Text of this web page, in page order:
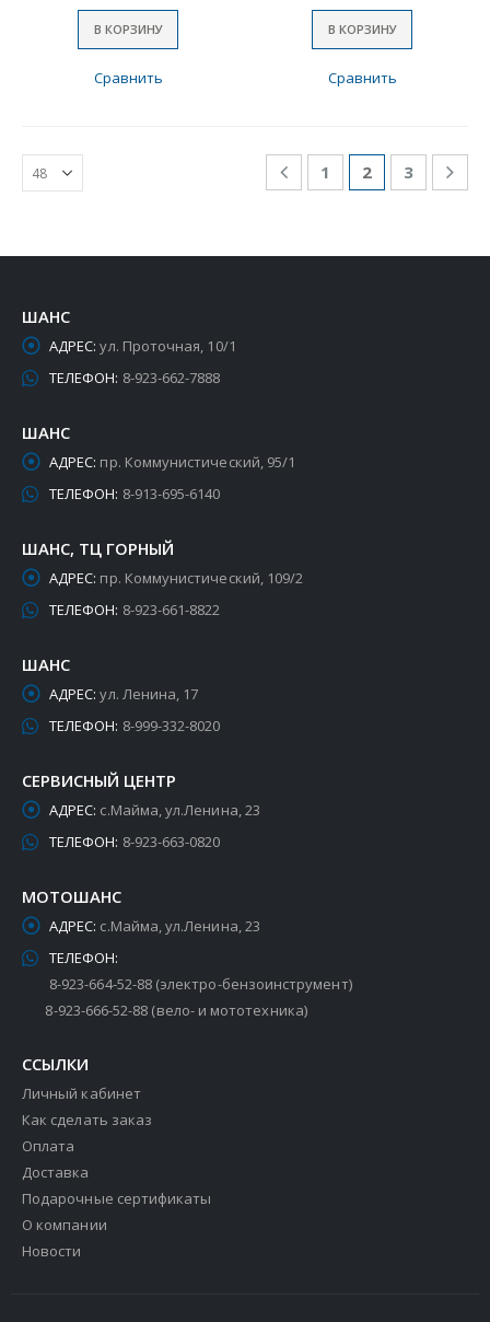
В КОРЗИНУ
Сравнить
В КОРЗИНУ
Сравнить
1 2 3
ШАНС
АДРЕС: ул. Проточная, 10/1
ТЕЛЕФОН: 8-923-662-7888
ШАНС
АДРЕС: пр. Коммунистический, 95/1
ТЕЛЕФОН: 8-913-695-6140
ШАНС, ТЦ ГОРНЫЙ
АДРЕС: пр. Коммунистический, 109/2
ТЕЛЕФОН: 8-923-661-8822
ШАНС
АДРЕС: ул. Ленина, 17
ТЕЛЕФОН: 8-999-332-8020
СЕРВИСНЫЙ ЦЕНТР
АДРЕС: с.Майма, ул.Ленина, 23
ТЕЛЕФОН: 8-923-663-0820
МОТОШАНС
АДРЕС: с.Майма, ул.Ленина, 23
ТЕЛЕФОН:
8-923-664-52-88 (электро-бензоинструмент)
8-923-666-52-88 (вело- и мототехника)
ССЫЛКИ
Личный кабинет
Как сделать заказ
Оплата
Доставка
Подарочные сертификаты
О компании
Новости